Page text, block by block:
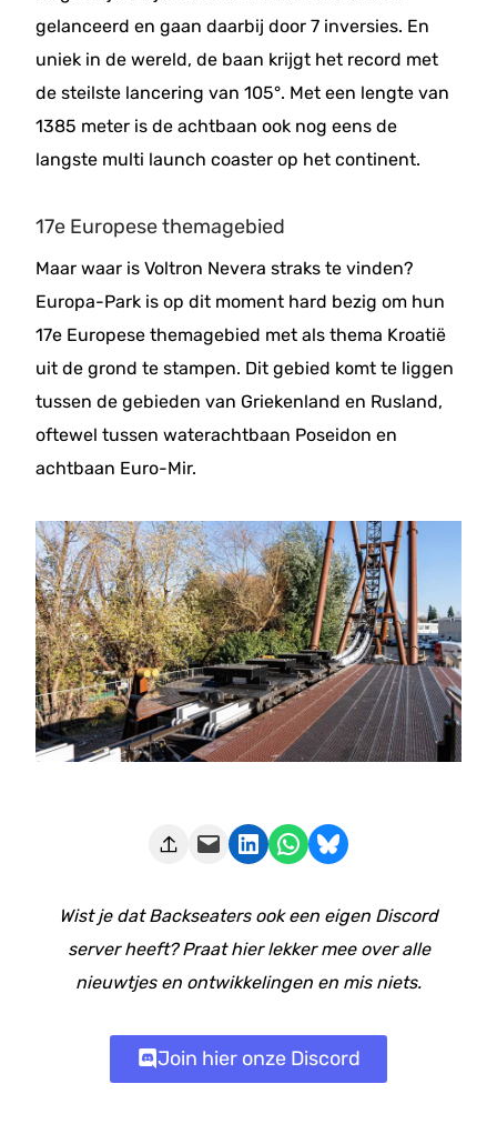
gelanceerd en gaan daarbij door 7 inversies. En
uniek in de wereld, de baan krijgt het record met
de steilste lancering van 105°. Met een lengte van
1385 meter is de achtbaan ook nog eens de
langste multi launch coaster op het continent.
17e Europese themagebied
Maar waar is Voltron Nevera straks te vinden?
Europa-Park is op dit moment hard bezig om hun
17e Europese themagebied met als thema Kroatië
uit de grond te stampen. Dit gebied komt te liggen
tussen de gebieden van Griekenland en Rusland,
oftewel tussen waterachtbaan Poseidon en
achtbaan Euro-Mir.
Deze pagina e-mailen Delen op LinkedIn Delen via WhatsApp Share on Bluesky
Wist je dat Backseaters ook een eigen Discord
server heeft? Praat hier lekker mee over alle
nieuwtjes en ontwikkelingen en mis niets.
Join hier onze Discord